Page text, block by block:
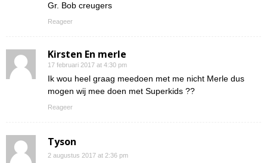
Gr. Bob creugers
Reageer
Kirsten En merle
17 februari 2017 at 4:30 pm
Ik wou heel graag meedoen met me nicht Merle dus
mogen wij mee doen met Superkids ??
Reageer
Tyson
2 augustus 2017 at 2:36 pm